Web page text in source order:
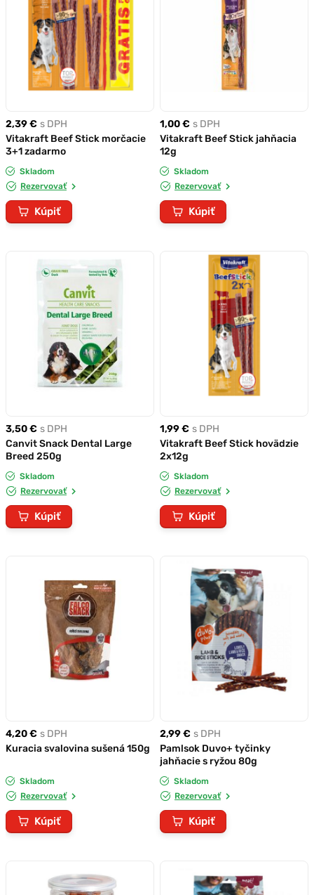
2,39 € s DPH
Vitakraft Beef Stick morčacie
3+1 zadarmo
Skladom
Rezervovať
Kúpiť
1,00 € s DPH
Vitakraft Beef Stick jahňacia
12g
Skladom
Rezervovať
Kúpiť
3,50 € s DPH
Canvit Snack Dental Large
Breed 250g
Skladom
Rezervovať
Kúpiť
1,99 € s DPH
Vitakraft Beef Stick hovädzie
2x12g
Skladom
Rezervovať
Kúpiť
4,20 € s DPH
Kuracia svalovina sušená 150g
Skladom
Rezervovať
Kúpiť
2,99 € s DPH
Pamlsok Duvo+ tyčinky
jahňacie s ryžou 80g
Skladom
Rezervovať
Kúpiť